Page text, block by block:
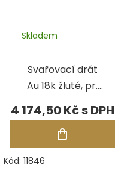
Svařovací drát
Au 18k žluté, pr.
0,25 mm, 50 cm,
Au750Y
Skladem
4 174,50 Kč
Kód: 11846